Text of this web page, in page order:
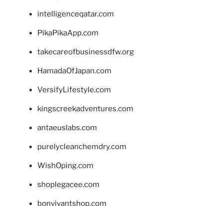
intelligenceqatar.com
PikaPikaApp.com
takecareofbusinessdfw.org
HamadaOfJapan.com
VersifyLifestyle.com
kingscreekadventures.com
antaeuslabs.com
purelycleanchemdry.com
WishOping.com
shoplegacee.com
bonvivantshop.com